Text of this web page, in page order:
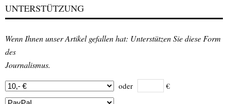
UNTERSTÜTZUNG
Wenn Ihnen unser Artikel gefallen hat: Unterstützen Sie diese Form
des
Journalismus.
oder €